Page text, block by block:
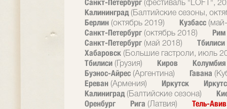
Санкт-Петербург (фестиваль "LOFT",
Калининград (Балтийские сезоны,
Берлин (октябрь 2019) Кузбасс
Санкт-Петербург (октябрь 2018)
Рим
Санкт-Петербург (май 2018)
Тбилиси
Хабаровск (Большие гастроли, июль
Тбилиси (Грузия) Киров
Буэнос-Айрес (Аргентина) Гавана
Ереван (Армения) Иркутск
Калиниград (Балтийские сезона)
Оренбург
Рига (Латвия) Тель-